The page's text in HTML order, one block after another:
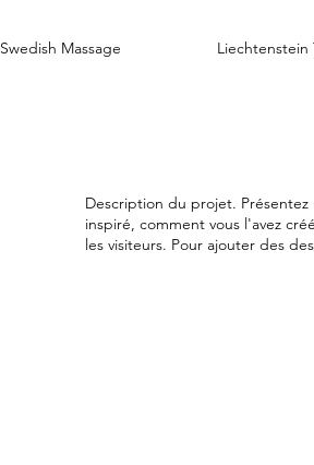
Swedish Massage Liechtenstein
Description du projet.
inspiré, comment vous l'avez
les visiteurs. Pour ajouter des